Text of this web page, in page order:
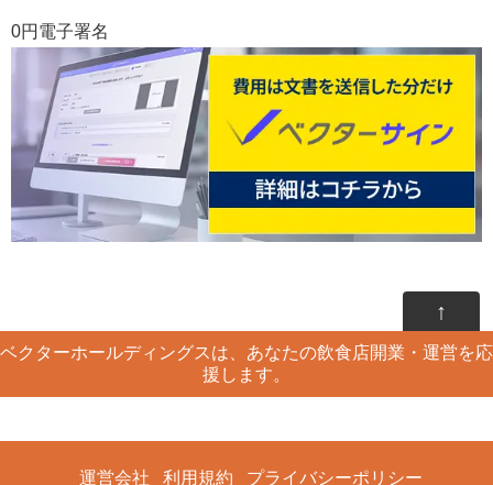
0円電子署名
↑
ベクターホールディングスは、あなたの飲食店開業・運営を応
援します。
運営会社 利用規約 プライバシーポリシー